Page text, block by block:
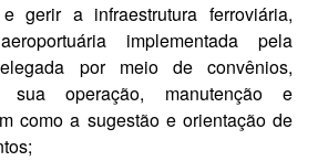
gerir a infraestrutura ferroviária,
implementada
pela
por meio de convênios,
sua operação, manutenção e
como a sugestão e orientação de